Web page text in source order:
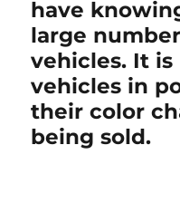
have
large
vehicles. It
vehicles in
their color
being sold.